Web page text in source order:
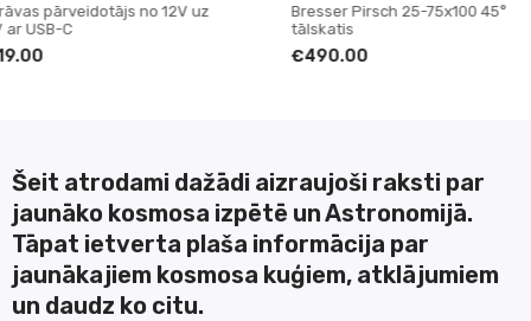
Bresser Pirsch 25-75x100 45°
tālskatis
€490.00
Bresser TR-688V statīvs
€55.00
Šeit atrodami dažādi aizraujoši raksti par
jaunāko kosmosa izpētē un Astronomijā.
Tāpat ietverta plaša informācija par
jaunākajiem kosmosa kuģiem, atklājumiem
un daudz ko citu.